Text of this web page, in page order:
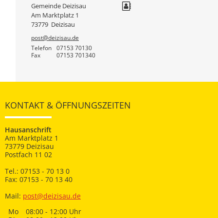
Gemeinde Deizisau
Am Marktplatz 1
73779 Deizisau
post@deizisau.de
Telefon
07153 70130
Fax 07153 701340
KONTAKT & ÖFFNUNGSZEITEN
Hausanschrift
Am Marktplatz 1
73779 Deizisau
Postfach 11 02
Tel.: 07153 - 70 13 0
Fax: 07153 - 70 13 40
Mail: post@deizisau.de
Mo
08:00 - 12:00 Uhr